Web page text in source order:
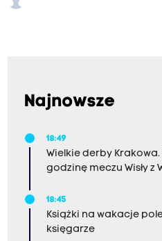
Najnowsze
18:49
Wielkie derby
godzinę meczu Wisły z
18:45
Książki na wakacje
księgarze